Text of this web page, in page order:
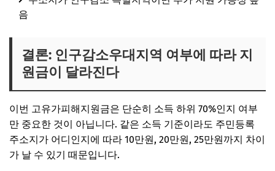
음
결론: 인구감소우대지역 여부에 따라 지
원금이 달라진다
이번 고유가피해지원금은 단순히 소득 하위 70%인지 여부
만 중요한 것이 아닙니다. 같은 소득 기준이라도 주민등록
주소지가 어디인지에 따라 10만원, 20만원, 25만원까지 차이
가 날 수 있기 때문입니다.